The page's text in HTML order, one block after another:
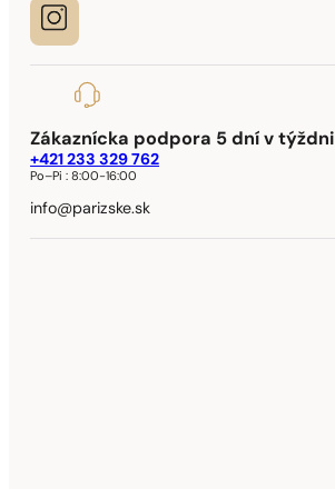
Zákaznícka podpora 5 dní v týždni
+421 233 329 762
Po–Pi :8:00-16:00
info@parizske.sk